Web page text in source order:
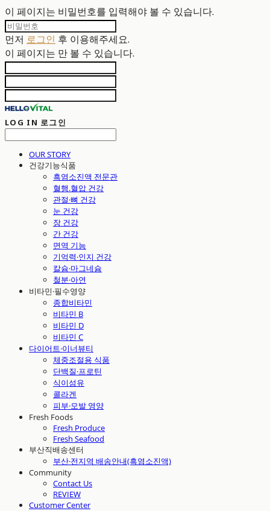
이 페이지는 비밀번호를 입력해야 볼 수 있습니다.
먼저 로그인 후 이용해주세요.
이 페이지는 만 볼 수 있습니다.
LOG IN 로그인
OUR STORY
건강기능식품
흑염소진액 전문관
혈행.혈압 건강
관절·뼈 건강
눈 건강
장 건강
간 건강
면역 기능
기억력·인지 건강
칼슘·마그네슘
철분·아연
비타민·필수영양
종합비타민
비타민 B
비타민 D
비타민 C
다이어트·이너뷰티
체중조절용 식품
단백질·프로틴
식이섬유
콜라겐
피부·모발 영양
Fresh Foods
Fresh Produce
Fresh Seafood
부산직배송센터
부산·전지역 배송안내(흑염소진액)
Community
Contact Us
REVIEW
Customer Center